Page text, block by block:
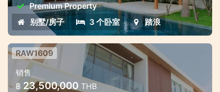
Premium Property
别墅/房子
3 个卧室 踏浪
普吉岛拉威区私人别墅 —— 自然与现
代舒适的融合
RAW1609
销售
฿ 23,500,000 THB